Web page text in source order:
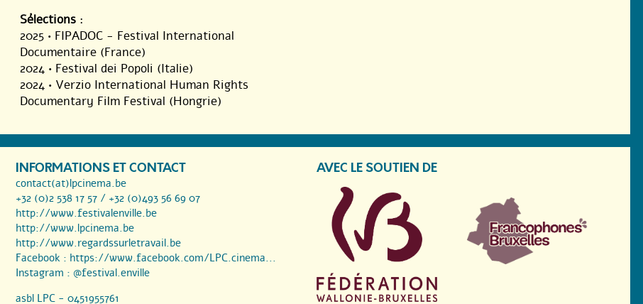
Sélections :
2025 • FIPADOC - Festival International
Documentaire (France)
2024 • Festival dei Popoli (Italie)
2024 • Verzio International Human Rights
Documentary Film Festival (Hongrie)
INFORMATIONS ET CONTACT
contact(at)lpcinema.be
+32 (0)2 538 17 57 / +32 (0)493 56 69 07
http://www.festivalenville.be
http://www.lpcinema.be
http://www.regardssurletravail.be
Facebook : https://www.facebook.com/LPC.cinema...
Instagram : @festival.enville
asbl LPC - 0451955761
AVEC LE SOUTIEN DE